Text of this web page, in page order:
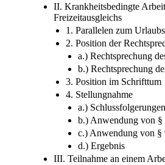
II. Krankheitsbedingte
Freizeitausgleichs
1. Parallelen zum
2. Position der
a.) Rechtsprechung
b.) Rechtsprechung
3. Position im Schrifttum
4. Stellungnahme
a.)
b.) Anwendung von
c.) Anwendung von
d.) Ergebnis
III. Teilnahme an einem